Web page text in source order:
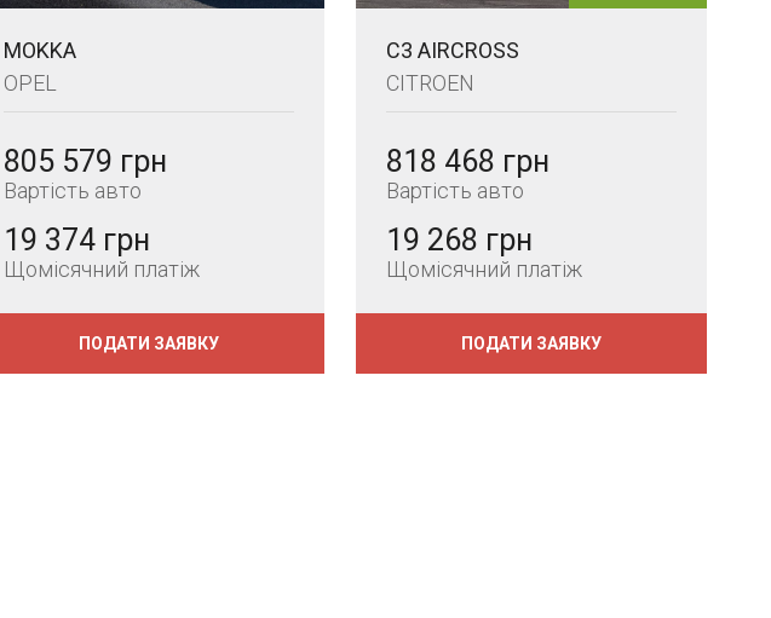
MOKKA
OPEL
805 579 грн
Вартість авто
19 374 грн
Щомісячний платіж
ПОДАТИ ЗАЯВКУ
C3 AIRCROSS
CITROEN
818 468 грн
Вартість авто
19 268 грн
Щомісячний платіж
ПОДАТИ ЗАЯВКУ